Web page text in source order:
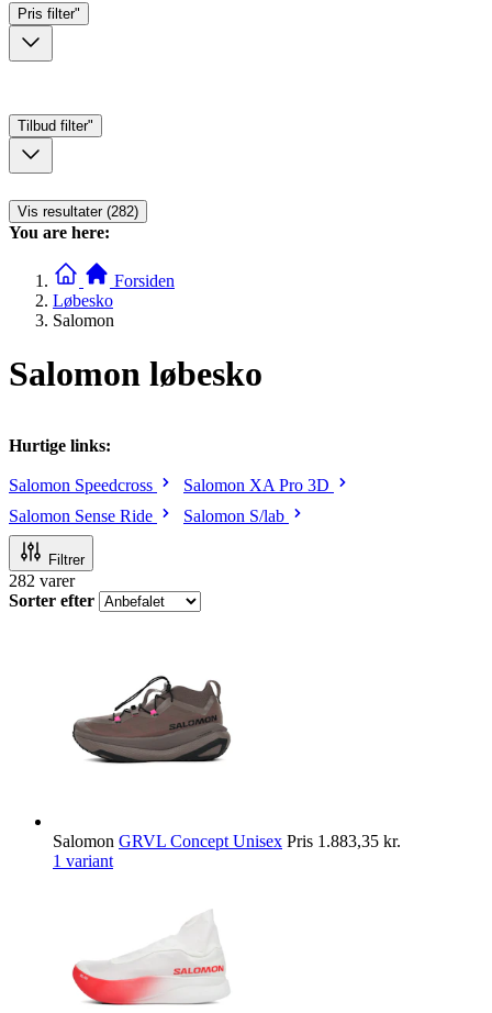
Pris filter"
Tilbud filter"
Vis resultater (282)
You are here:
Forsiden
Løbesko
Salomon
Salomon løbesko
Hurtige links:
Salomon Speedcross
Salomon XA Pro 3D
Salomon Sense Ride
Salomon S/lab
Filtrer
282 varer
Sorter efter
Salomon GRVL Concept Unisex Pris 1.883,35 kr.
1 variant